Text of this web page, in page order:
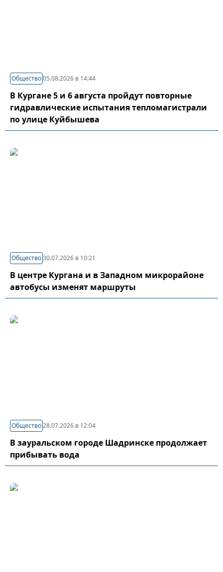
Общество05.08.2026 в 14:44
В Кургане 5 и 6 августа пройдут повторные
гидравлические испытания тепломагистрали
по улице Куйбышева
Общество30.07.2026 в 10:21
В центре Кургана и в Западном микрорайоне
автобусы изменят маршруты
Общество28.07.2026 в 12:04
В зауральском городе Шадринске продолжает
прибывать вода